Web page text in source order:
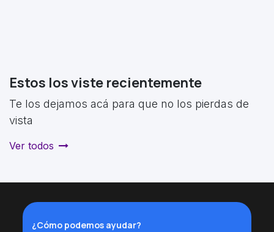
Estos los viste recientemente
Te los dejamos acá para que no los pierdas de
vista
Ver todos
¿Cómo podemos ayudar?